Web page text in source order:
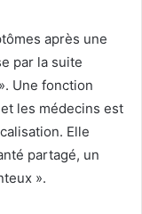
après une
par la suite
Une fonction
les médecins est
Elle
partagé, un
».